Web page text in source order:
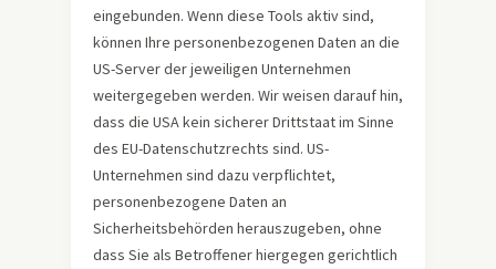
eingebunden. Wenn diese Tools aktiv sind,
können Ihre personenbezogenen Daten an die
US-Server der jeweiligen Unternehmen
weitergegeben werden. Wir weisen darauf hin,
dass die USA kein sicherer Drittstaat im Sinne
des EU-Datenschutzrechts sind. US-
Unternehmen sind dazu verpflichtet,
personenbezogene Daten an
Sicherheitsbehörden herauszugeben, ohne
dass Sie als Betroffener hiergegen gerichtlich